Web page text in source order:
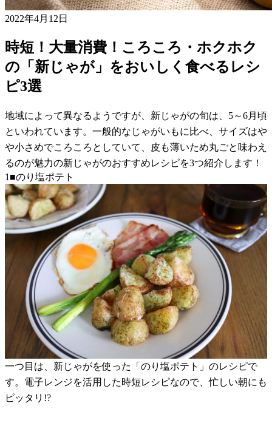
2022年4月12日
時短！大量消費！ころころ・ホクホク
の「新じゃが」をおいしく食べるレシ
ピ3選
地域によって異なるようですが、新じゃがの旬は、5～6月頃
といわれています。一般的なじゃがいもに比べ、サイズはや
や小さめでころころとしていて、皮も薄いため丸ごと味わえ
るのが魅力の新じゃがのおすすめレシピを3つ紹介します！
1■のり塩ポテト
一つ目は、新じゃがを使った「のり塩ポテト」のレシピで
す。電子レンジを活用した時短レシピなので、忙しい朝にも
ピッタリ!?